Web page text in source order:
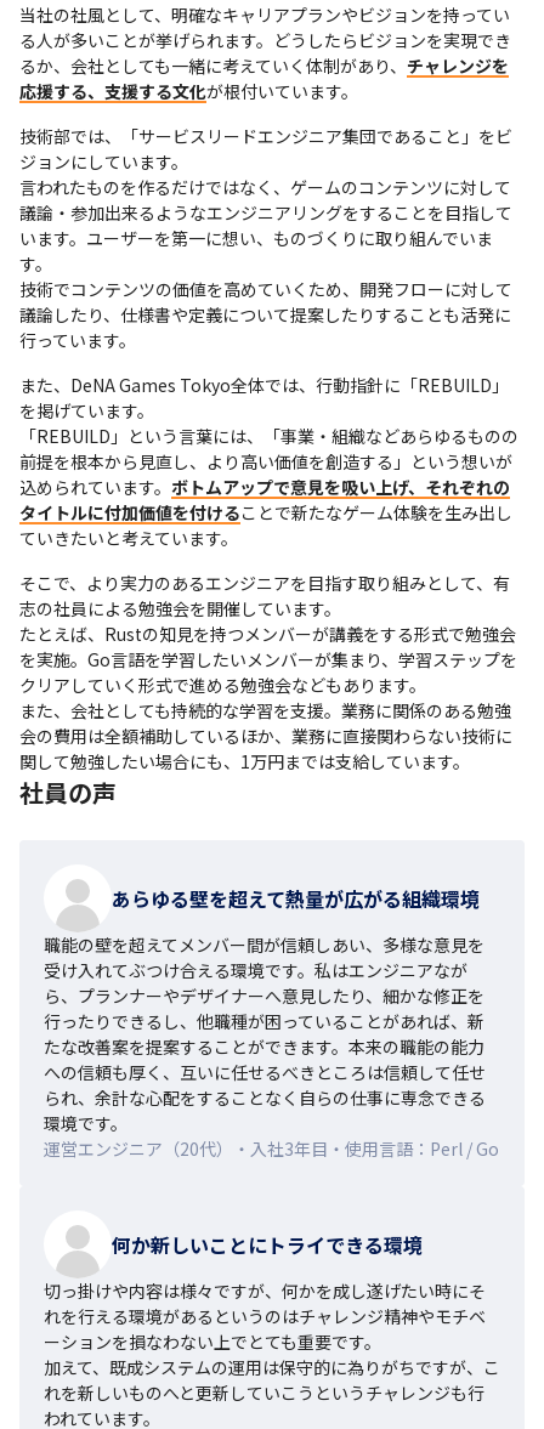
当社の社風として、明確なキャリアプランやビジョンを持ってい
る人が多いことが挙げられます。どうしたらビジョンを実現でき
るか、会社としても一緒に考えていく体制があり、 チャレンジを
応援する、支援する文化が根付いています。
技術部では、「サービスリードエンジニア集団であること」をビ
ジョンにしています。
言われたものを作るだけではなく、ゲームのコンテンツに対して
議論・参加出来るようなエンジニアリングをすることを目指して
います。ユーザーを第一に想い、ものづくりに取り組んでいま
す。
技術でコンテンツの価値を高めていくため、開発フローに対して
議論したり、仕様書や定義について提案したりすることも活発に
行っています。
また、DeNA Games Tokyo全体では、行動指針に「REBUILD」
を掲げています。
「REBUILD」という言葉には、「事業・組織などあらゆるものの
前提を根本から見直し、より高い価値を創造する」という想いが
込められています。 ボトムアップで意見を吸い上げ、それぞれの
タイトルに付加価値を付けることで新たなゲーム体験を生み出し
ていきたいと考えています。
そこで、より実力のあるエンジニアを目指す取り組みとして、有
志の社員による勉強会を開催しています。
たとえば、Rustの知見を持つメンバーが講義をする形式で勉強会
を実施。Go言語を学習したいメンバーが集まり、学習ステップを
クリアしていく形式で進める勉強会などもあります。
また、会社としても持続的な学習を支援。業務に関係のある勉強
会の費用は全額補助しているほか、業務に直接関わらない技術に
関して勉強したい場合にも、1万円までは支給しています。
社員の声
あらゆる壁を超えて熱量が広がる組織環境
職能の壁を超えてメンバー間が信頼しあい、多様な意見を
受け入れてぶつけ合える環境です。私はエンジニアなが
ら、プランナーやデザイナーへ意見したり、細かな修正を
行ったりできるし、他職種が困っていることがあれば、新
たな改善案を提案することができます。本来の職能の能力
への信頼も厚く、互いに任せるべきところは信頼して任せ
られ、余計な心配をすることなく自らの仕事に専念できる
環境です。
運営エンジニア（20代）・入社3年目・使用言語：Perl / Go
何か新しいことにトライできる環境
切っ掛けや内容は様々ですが、何かを成し遂げたい時にそ
れを行える環境があるというのはチャレンジ精神やモチベ
ーションを損なわない上でとても重要です。
加えて、既成システムの運用は保守的に為りがちですが、こ
れを新しいものへと更新していこうというチャレンジも行
われています。